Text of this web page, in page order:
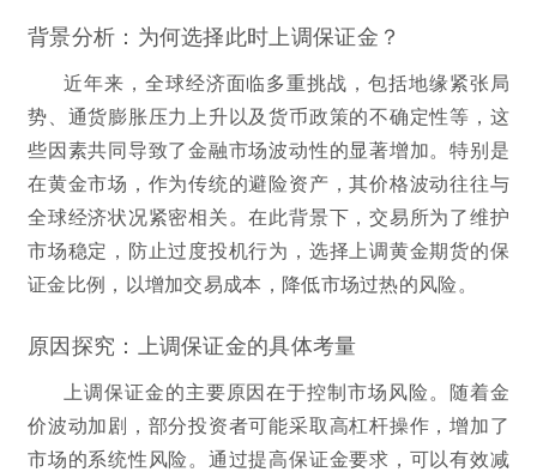
背景分析：为何选择此时上调保证金？
近年来，全球经济面临多重挑战，包括地缘紧张局
势、通货膨胀压力上升以及货币政策的不确定性等，这
些因素共同导致了金融市场波动性的显著增加。特别是
在黄金市场，作为传统的避险资产，其价格波动往往与
全球经济状况紧密相关。在此背景下，交易所为了维护
市场稳定，防止过度投机行为，选择上调黄金期货的保
证金比例，以增加交易成本，降低市场过热的风险。
原因探究：上调保证金的具体考量
上调保证金的主要原因在于控制市场风险。随着金
价波动加剧，部分投资者可能采取高杠杆操作，增加了
市场的系统性风险。通过提高保证金要求，可以有效减